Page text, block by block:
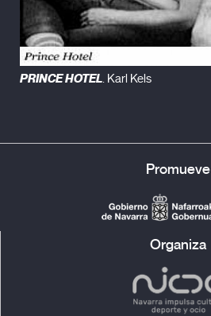
PRINCE HOTEL. Karl Kels
Promueve
Organiza